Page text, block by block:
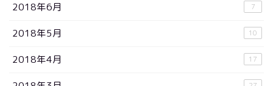
2018年6月 7
2018年5月 10
2018年4月 17